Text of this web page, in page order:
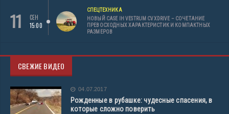
11
СЕН
15:00
СПЕЦТЕХНИКА
НОВЫЙ CASE IH VESTRUM CVXDRIVE – СОЧЕТАНИЕ
ПРЕВОСХОДНЫХ ХАРАКТЕРИСТИК И КОМПАКТНЫХ
РАЗМЕРОВ
СВЕЖИЕ ВИДЕО
04.07.2017
Рожденные в рубашке: чудесные спасения, в
которые сложно поверить